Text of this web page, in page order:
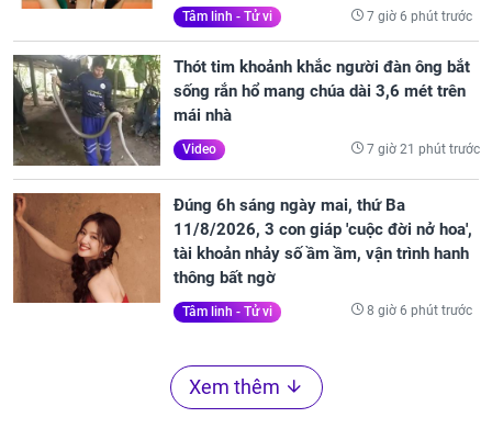
Tâm linh - Tử vi 7 giờ 6 phút trước
Thót tim khoảnh khắc người đàn ông bắt
sống rắn hổ mang chúa dài 3,6 mét trên
mái nhà
Video 7 giờ 21 phút trước
Đúng 6h sáng ngày mai, thứ Ba
11/8/2026, 3 con giáp 'cuộc đời nở hoa',
tài khoản nhảy số ầm ầm, vận trình hanh
thông bất ngờ
Tâm linh - Tử vi 8 giờ 6 phút trước
Xem thêm